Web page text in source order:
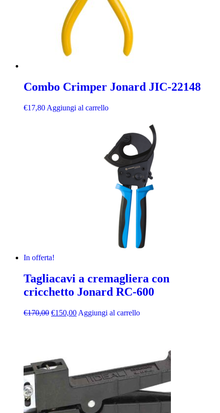
Combo Crimper Jonard JIC-22148
€17,80 Aggiungi al carrello
In offerta!
Tagliacavi a cremagliera con
cricchetto Jonard RC-600
€170,00 €150,00 Aggiungi al carrello